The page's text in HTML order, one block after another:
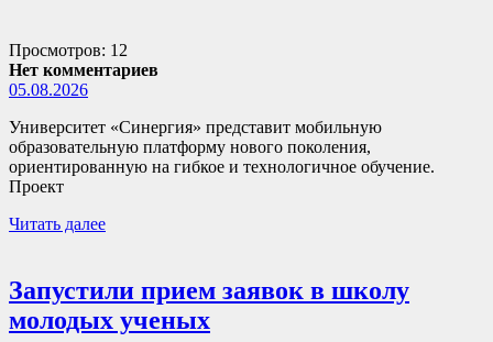
Просмотров: 12
Нет комментариев
05.08.2026
Университет «Синергия» представит мобильную
образовательную платформу нового поколения,
ориентированную на гибкое и технологичное обучение.
Проект
Читать далее
Запустили прием заявок в школу
молодых ученых